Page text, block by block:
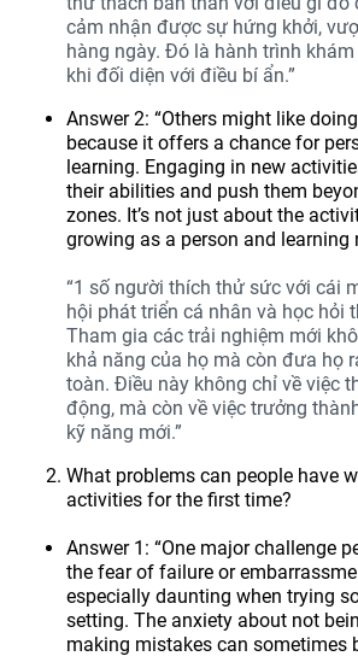
cảm nhận được sự hứng khởi,
hàng ngày. Đó là hành trình
khi đối diện với điều bí ẩn.”
Answer 2: “Others might like
because it offers a chance for
learning. Engaging in new
their abilities and push them
zones. It’s not just about the
growing as a person and learning
“1 số người thích thử sức với cái
hội phát triển cá nhân và học hỏi
Tham gia các trải nghiệm mới
khả năng của họ mà còn đưa họ
toàn. Điều này không chỉ về việc
động, mà còn về việc trưởng
kỹ năng mới.”
What problems can people have
activities for the first time?
Answer 1: “One major challenge
the fear of failure or
especially daunting when trying
setting. The anxiety about not
making mistakes can sometimes